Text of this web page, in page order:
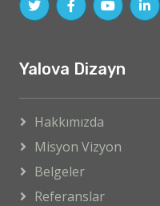
Yalova Dizayn
Hakkımızda
Misyon Vizyon
Belgeler
Referanslar